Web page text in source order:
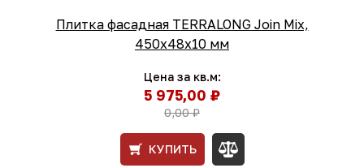
Плитка фасадная TERRALONG Join Mix,
450х48х10 мм
Цена за кв.м:
5 975,00 ₽
0,00 ₽
КУПИТЬ